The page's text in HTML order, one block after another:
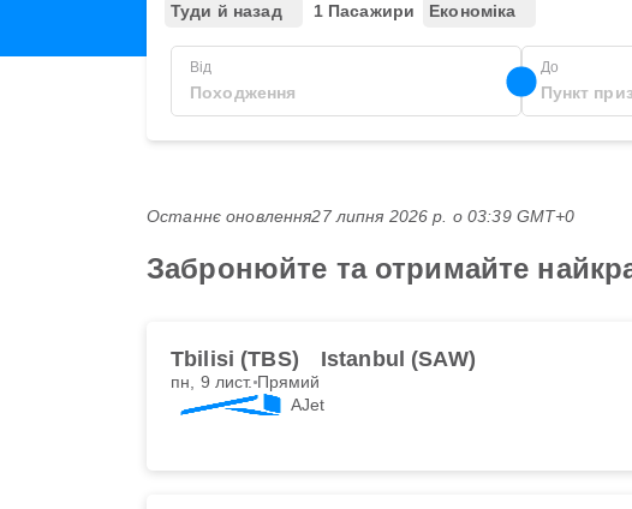
Туди й назад 1 Пасажири Економіка
Від До
Останнє оновлення27 липня 2026 р. о 03:39 GMT+0
Забронюйте та отримайте
Tbilisi (TBS) Istanbul (SAW)
пн, 9 лист. Прямий
AJet